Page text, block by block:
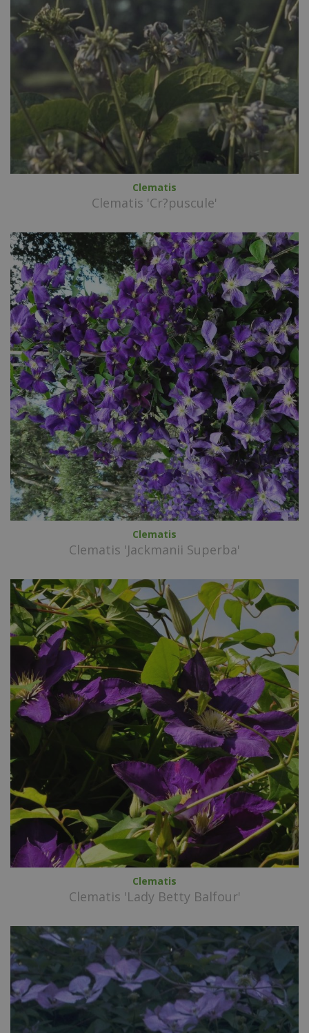
Clematis
Clematis 'Cr?puscule'
Clematis
Clematis 'Jackmanii Superba'
Clematis
Clematis 'Lady Betty Balfour'